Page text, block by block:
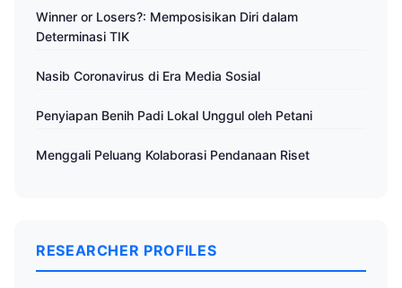
Winner or Losers?: Memposisikan Diri dalam
Determinasi TIK
Nasib Coronavirus di Era Media Sosial
Penyiapan Benih Padi Lokal Unggul oleh Petani
Menggali Peluang Kolaborasi Pendanaan Riset
RESEARCHER PROFILES